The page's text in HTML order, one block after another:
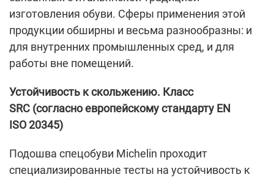
изготовления обуви. Сферы применения этой
продукции обширны и весьма разнообразны: и
для внутренних промышленных сред, и для
работы вне помещений.
Устойчивость к скольжению. Класс
SRC (согласно европейскому стандарту EN
ISO 20345)
Подошва спецобуви Michelin проходит
специализированные тесты на устойчивость к